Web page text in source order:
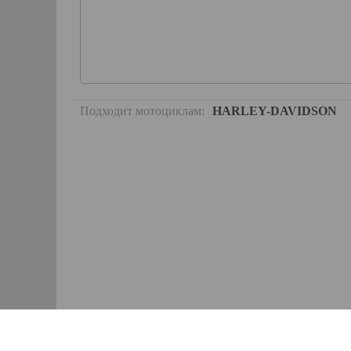
Подходит мотоциклам: HARLEY-DAVIDSON